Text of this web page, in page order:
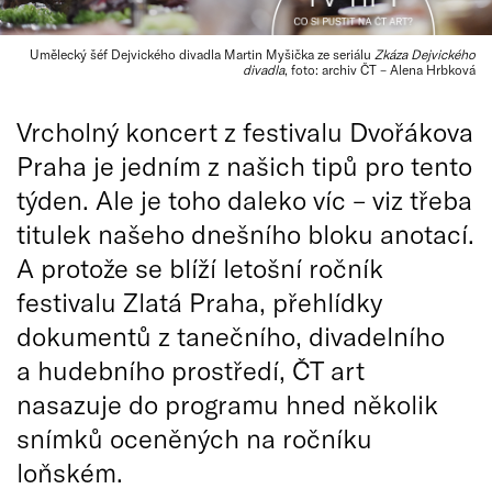
Umělecký šéf Dejvického divadla Martin Myšička ze seriálu Zkáza Dejvického
divadla, foto: archiv ČT –⁠ Alena Hrbková
Vrcholný koncert z festivalu Dvořákova
Praha je jedním z našich tipů pro tento
týden. Ale je toho daleko víc – viz třeba
titulek našeho dnešního bloku anotací.
A protože se blíží letošní ročník
festivalu Zlatá Praha, přehlídky
dokumentů z tanečního, divadelního
a hudebního prostředí, ČT art
nasazuje do programu hned několik
snímků oceněných na ročníku
loňském.